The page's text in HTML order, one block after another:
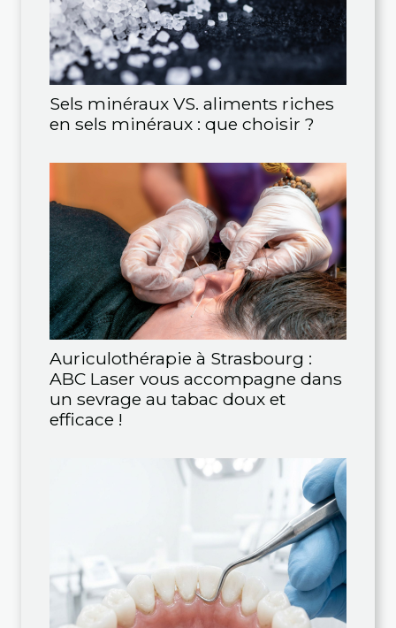
Sels minéraux VS. aliments riches
en sels minéraux : que choisir ?
Auriculothérapie à Strasbourg :
ABC Laser vous accompagne dans
un sevrage au tabac doux et
efficace !